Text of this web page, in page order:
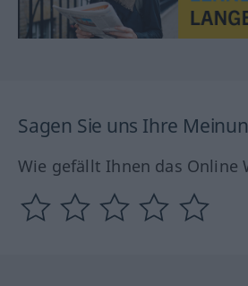
Sagen Sie uns Ihre
Wie gefällt Ihnen das Online